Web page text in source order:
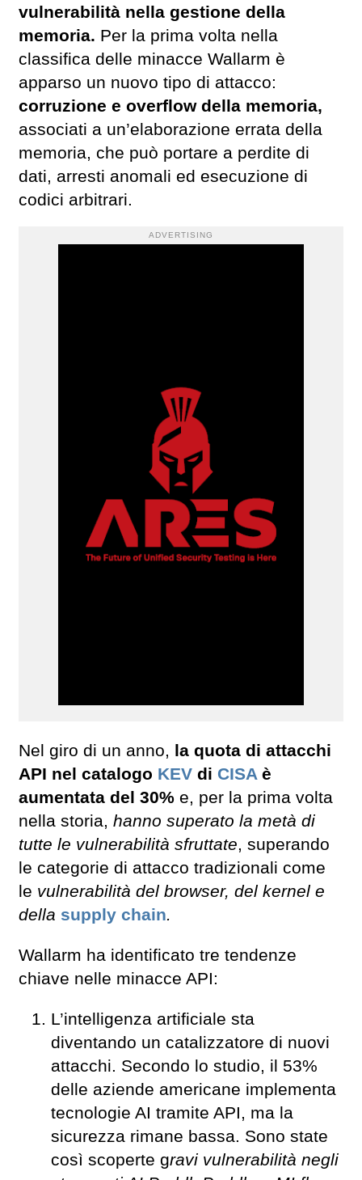
vulnerabilità nella gestione della
memoria. Per la prima volta nella
classifica delle minacce Wallarm è
apparso un nuovo tipo di attacco:
corruzione e overflow della memoria,
associati a un’elaborazione errata della
memoria, che può portare a perdite di
dati, arresti anomali ed esecuzione di
codici arbitrari.
ADVERTISING
Nel giro di un anno, la quota di attacchi
API nel catalogo KEV di CISA è
aumentata del 30% e, per la prima volta
nella storia, hanno superato la metà di
tutte le vulnerabilità sfruttate, superando
le categorie di attacco tradizionali come
le vulnerabilità del browser, del kernel e
della supply chain.
Wallarm ha identificato tre tendenze
chiave nelle minacce API:
L’intelligenza artificiale sta
diventando un catalizzatore di nuovi
attacchi. Secondo lo studio, il 53%
delle aziende americane implementa
tecnologie AI tramite API, ma la
sicurezza rimane bassa. Sono state
così scoperte gravi vulnerabilità negli